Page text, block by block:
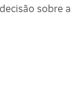
sobre a